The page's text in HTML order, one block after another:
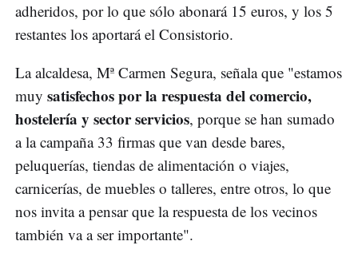
adheridos, por lo que sólo abonará 15 euros, y los 5
restantes los aportará el Consistorio.
La alcaldesa, Mª Carmen Segura, señala que "estamos
muy satisfechos por la respuesta del comercio,
hostelería y sector servicios, porque se han sumado
a la campaña 33 firmas que van desde bares,
peluquerías, tiendas de alimentación o viajes,
carnicerías, de muebles o talleres, entre otros, lo que
nos invita a pensar que la respuesta de los vecinos
también va a ser importante".